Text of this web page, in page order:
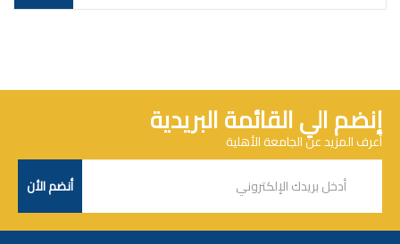
إنضم الي القائمة البريدية
أعرف المزيد عن الجامعة الأهلية